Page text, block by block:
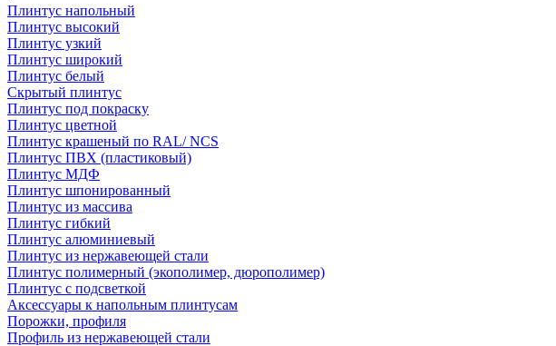
Плинтус напольный
Плинтус высокий
Плинтус узкий
Плинтус широкий
Плинтус белый
Скрытый плинтус
Плинтус под покраску
Плинтус цветной
Плинтус крашеный по RAL/ NCS
Плинтус ПВХ (пластиковый)
Плинтус МДФ
Плинтус шпонированный
Плинтус из массива
Плинтус гибкий
Плинтус алюминиевый
Плинтус из нержавеющей стали
Плинтус полимерный (экополимер, дюрополимер)
Плинтус с подсветкой
Аксессуары к напольным плинтусам
Порожки, профиля
Профиль из нержавеющей стали